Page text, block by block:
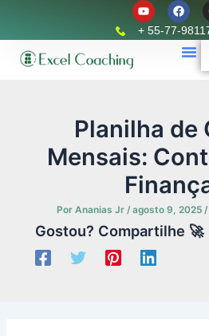
conteúdo
Y
o
u
t
F
a
c
e
b
o
+ 55-77-
Planilha de
Mensais:
Por Ananias Jr /agosto 9, 2025 /
Gostou? Compartilhe 🚀